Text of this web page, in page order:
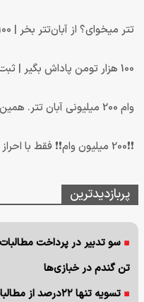
تتر میخوای؟ از آبان‌تتر بخر | 100 هزار تومان هم جایزه بگیر
100 هزار تومن پاداش بگیر | ثبت نام کن
وام 200 میلیونی آبان تتر. همین الان احراز هویت کن!
❗❗200 میلیون وام❗❗ فقط با احراز هویت
پربازدیدترین
سو تدبیر در پرداخت
تن گندم در خبازی‌ها
تسویه تنها